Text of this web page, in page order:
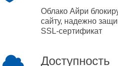
Облако Айри
сайту, надежно
SSL-сертификат
Доступность